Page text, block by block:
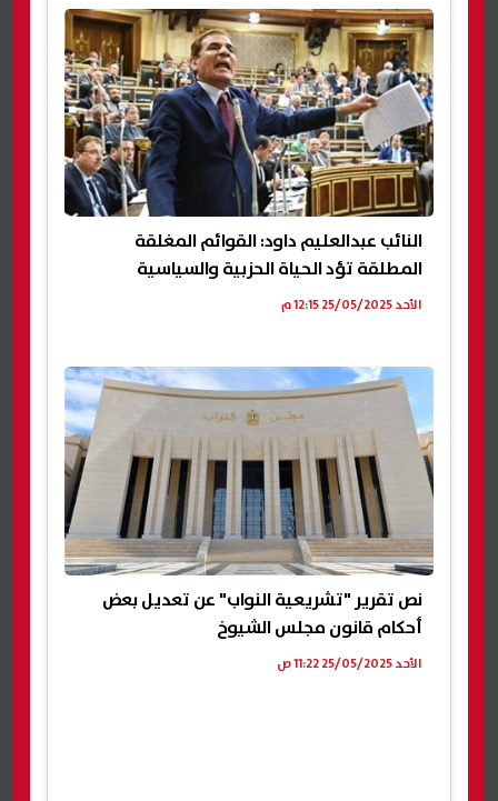
النائب عبدالعليم داود: القوائم المغلقة
المطلقة تؤد الحياة الحزبية والسياسية
الأحد 25/05/2025 12:15 م
نص تقرير "تشريعية النواب" عن تعديل بعض
أحكام قانون مجلس الشيوخ
الأحد 25/05/2025 11:22 ص